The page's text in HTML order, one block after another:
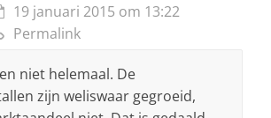
19 januari 2015 om 13:22
Permalink
niet helemaal. De
zijn weliswaar gegroeid,